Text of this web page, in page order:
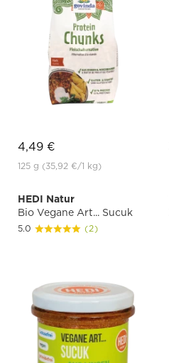
4,49 €
125 g (35,92 €/1 kg)
HEDI Natur
Bio Vegane Art... Sucuk
5.0 (2)